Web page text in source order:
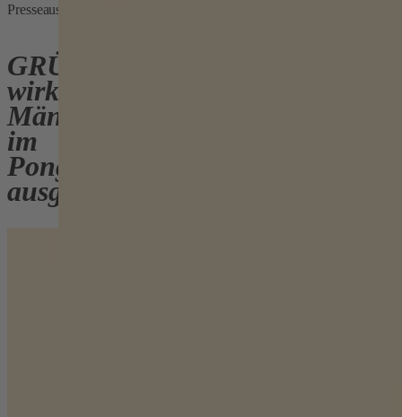
Presseaussendung
GRÜN
wirkt:
Männerberatung
im
Pongau
ausgebaut